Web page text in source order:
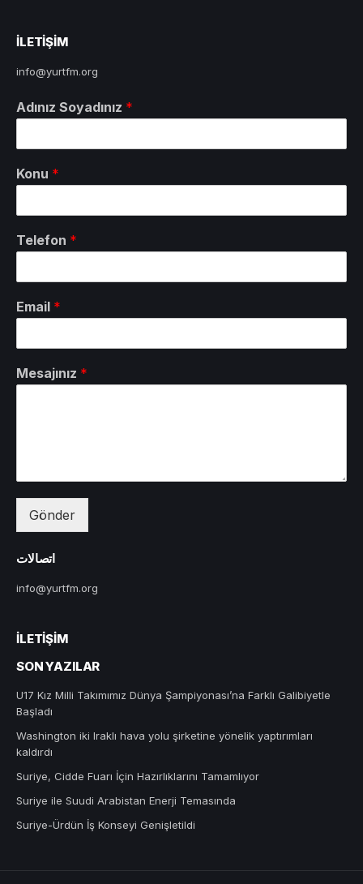
ILETIŞIM
info@yurtfm.org
Adınız Soyadınız *
Konu *
Telefon *
Email *
Mesajınız *
Gönder
اتصالات
info@yurtfm.org
İLETIŞIM
SON YAZILAR
U17 Kız Milli Takımımız Dünya Şampiyonası’na Farklı Galibiyetle
Başladı
Washington iki Iraklı hava yolu şirketine yönelik yaptırımları
kaldırdı
Suriye, Cidde Fuarı İçin Hazırlıklarını Tamamlıyor
Suriye ile Suudi Arabistan Enerji Temasında
Suriye-Ürdün İş Konseyi Genişletildi